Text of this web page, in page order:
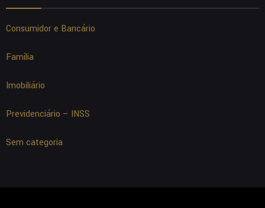
Consumidor e Bancário
Família
Imobiliário
Previdenciário – INSS
Sem categoria